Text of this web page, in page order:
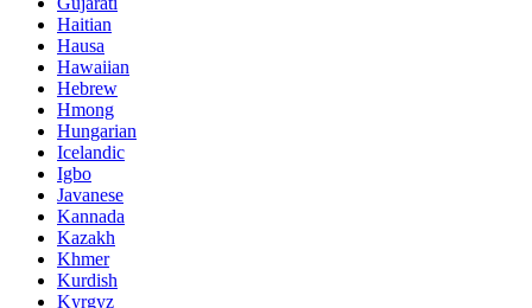
Haitian
Hausa
Hawaiian
Hebrew
Hmong
Hungarian
Icelandic
Igbo
Javanese
Kannada
Kazakh
Khmer
Kurdish
Kyrgyz